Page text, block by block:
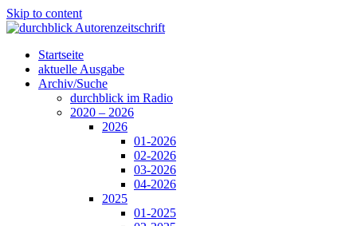
Skip to content
Startseite
aktuelle Ausgabe
Archiv/Suche
durchblick im Radio
2020 – 2026
2026
01-2026
02-2026
03-2026
04-2026
2025
01-2025